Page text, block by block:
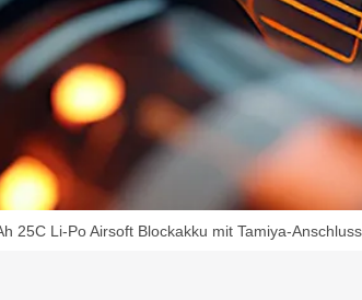
25C Li-Po Airsoft Blockakku mit Tamiya-Anschluss